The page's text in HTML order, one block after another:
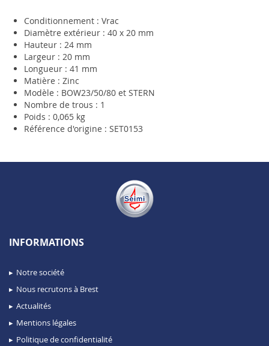
Conditionnement : Vrac
Diamètre extérieur : 40 x 20 mm
Hauteur : 24 mm
Largeur : 20 mm
Longueur : 41 mm
Matière : Zinc
Modèle : BOW23/50/80 et STERN
Nombre de trous : 1
Poids : 0,065 kg
Référence d'origine : SET0153
INFORMATIONS
Notre société
Nous recrutons à Brest
Actualités
Mentions légales
Politique de confidentialité